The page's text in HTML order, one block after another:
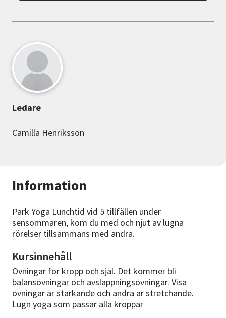
Information
Park Yoga Lunchtid vid 5 tillfällen under
sensommaren, kom du med och njut av lugna
rörelser tillsammans med andra.
Kursinnehåll
Övningar för kropp och själ. Det kommer bli
balansövningar och avslappningsövningar. Visa
övningar är stärkande och andra är stretchande.
Lugn yoga som passar alla kroppar
Ledare
Camilla Henriksson